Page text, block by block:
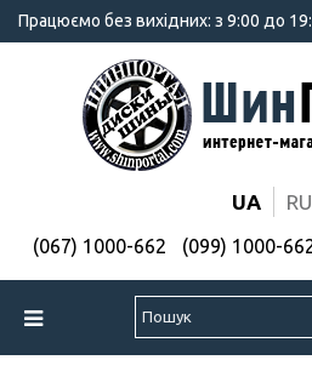
Працюємо без вихідних: з 9:00 до
UA RU
(067) 1000-662 (099) 1000-